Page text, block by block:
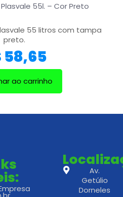
55l. – Cor Preto
55 litros com tampa
preto.
58,65
ao carrinho
Av.
Getúlio
Dorneles